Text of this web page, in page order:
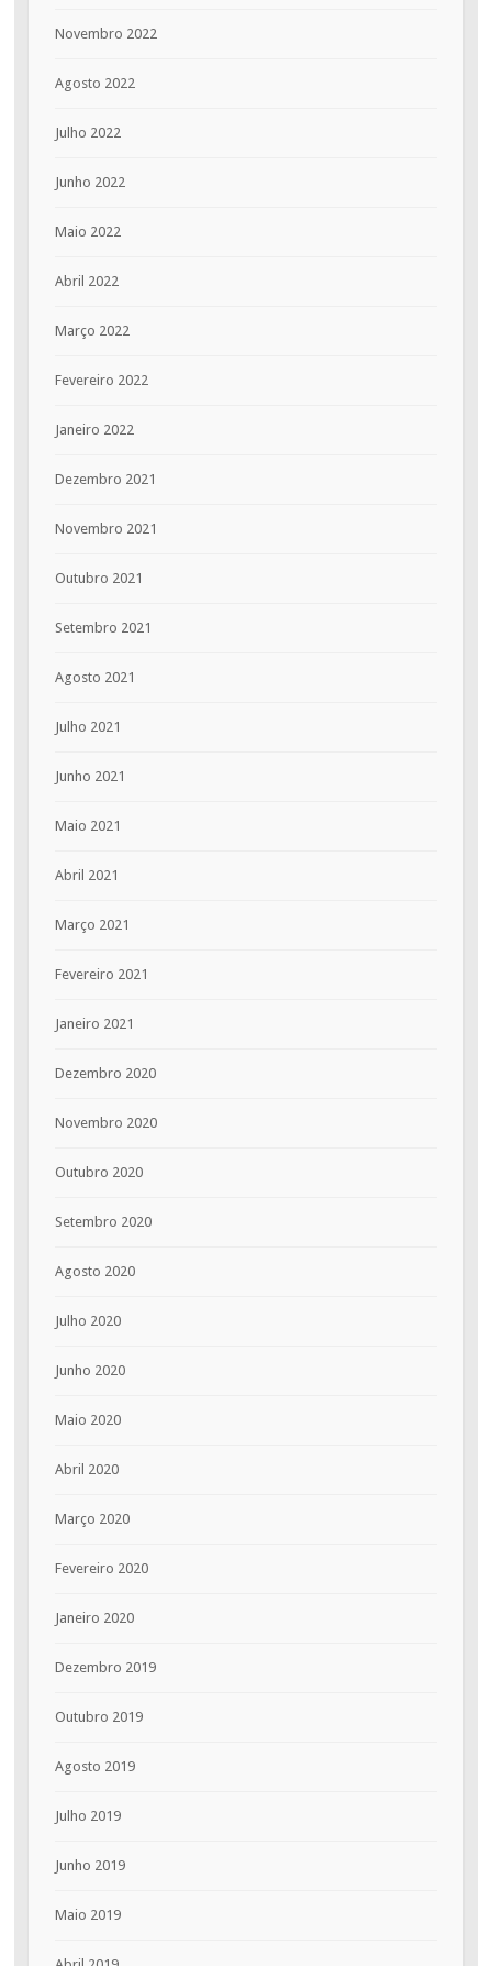
Novembro 2022
Agosto 2022
Julho 2022
Junho 2022
Maio 2022
Abril 2022
Março 2022
Fevereiro 2022
Janeiro 2022
Dezembro 2021
Novembro 2021
Outubro 2021
Setembro 2021
Agosto 2021
Julho 2021
Junho 2021
Maio 2021
Abril 2021
Março 2021
Fevereiro 2021
Janeiro 2021
Dezembro 2020
Novembro 2020
Outubro 2020
Setembro 2020
Agosto 2020
Julho 2020
Junho 2020
Maio 2020
Abril 2020
Março 2020
Fevereiro 2020
Janeiro 2020
Dezembro 2019
Outubro 2019
Agosto 2019
Julho 2019
Junho 2019
Maio 2019